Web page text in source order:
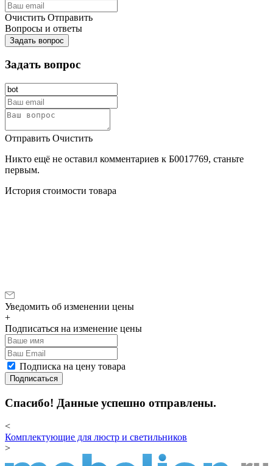
Очистить Отправить
Вопросы и ответы
Задать вопрос
Задать вопрос
Отправить Очистить
Никто ещё не оставил комментариев к Б0017769, станьте
первым.
История стоимости товара
Уведомить об изменении цены
+
Подписаться на изменение цены
Подписка на цену товара
Подписаться
Спасибо! Данные успешно отправлены.
<
Комплектующие для люстр и светильников
>